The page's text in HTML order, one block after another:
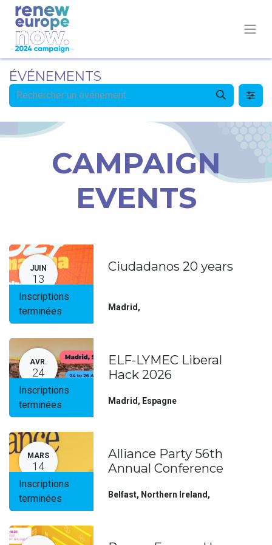
ÉVÉNEMENTS
CAMPAIGN
EVENTS
JUIN
13
Inscriptions
terminées
Ciudadanos 20 years
Madrid ,
AVR.
24
Inscriptions
terminées
ELF-LYMEC Liberal
Hack 2026
Madrid , Espagne
MARS
14
Inscriptions
terminées
Alliance Party 56th
Annual Conference
Belfast, Northern Ireland ,